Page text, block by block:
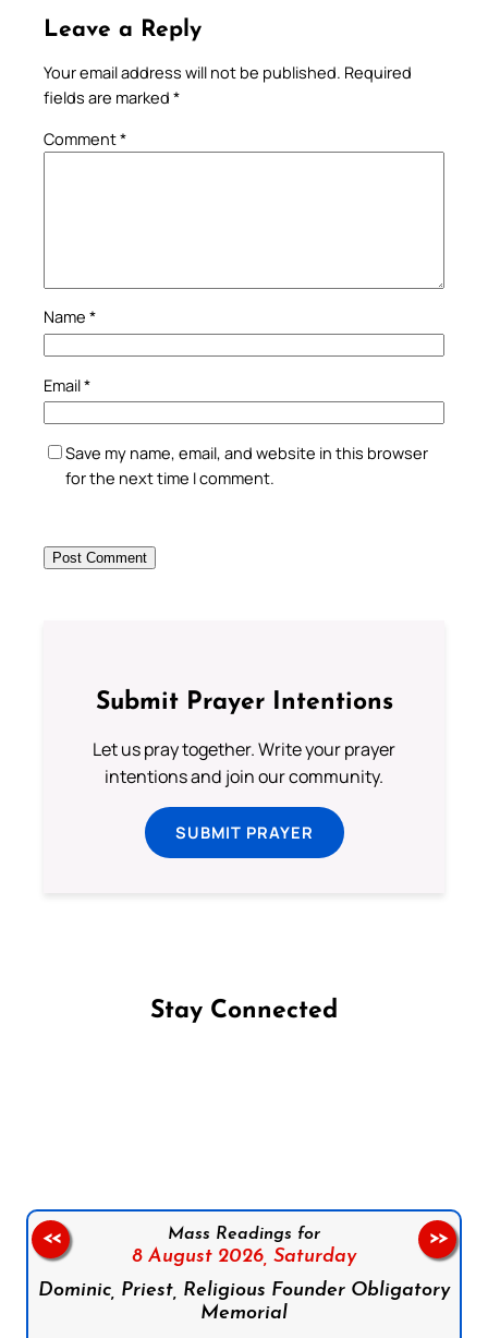
Leave a Reply
Your email address will not be published. Required
fields are marked *
Comment*
Name *
Email*
Save my name, email, and website in this browser
for the next time I comment.
Submit Prayer Intentions
Let us pray together. Write your prayer
intentions and join our community.
SUBMIT PRAYER
Stay Connected
Mass Readings for
8 August 2026, Saturday
Dominic, Priest, Religious Founder Obligatory
Memorial
<< >>